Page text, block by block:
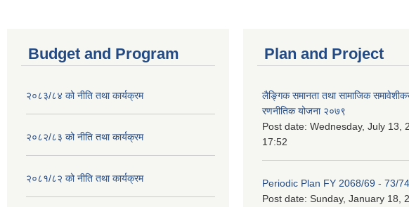
Budget and Program
२०८३/८४ को नीति तथा कार्यक्रम
२०८२/८३ को नीति तथा कार्यक्रम
२०८१/८२ को नीति तथा कार्यक्रम
Plan and Project
लैङ्गिक समानता तथा सामाजिक
रणनीतिक योजना २०७९
Post date: Wednesday, July 13,
17:52
Periodic Plan FY 2068/69 - 73/74
Post date: Sunday, January 18,